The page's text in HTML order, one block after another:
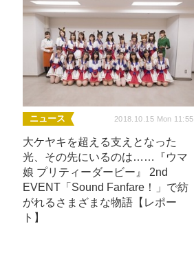
ニュース 2018.10.15 Mon 11:55
大ケヤキを超える支えとなった
光、その先にいるのは……『ウマ
娘 プリティーダービー』 2nd
EVENT「Sound Fanfare！」で紡
がれるさまざまな物語【レポー
ト】